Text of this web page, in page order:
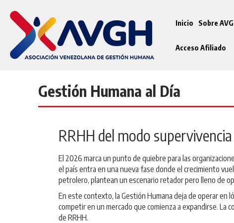
Inicio Sobre
Acceso Afiliado
Gestión Humana al Día
RRHH del modo
El 2026 marca un punto de quiebre para las
el país entra en una nueva fase donde el crecimiento
petrolero, plantean un escenario retador pero lleno de
En este contexto, la Gestión Humana deja de operar en
competir en un mercado que comienza a expandirse. La
de RRHH.